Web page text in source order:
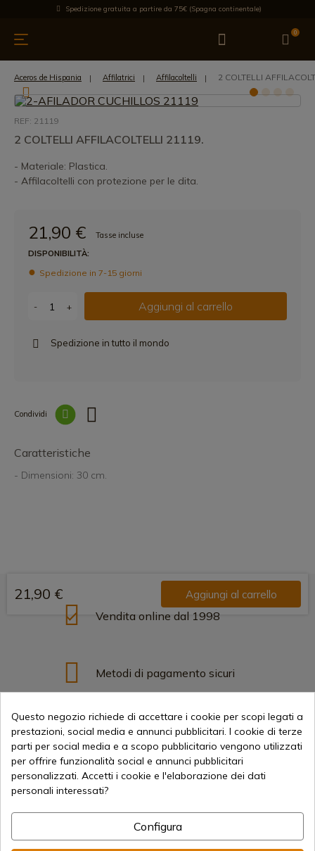
Spedizione gratuita a partire da 75€ (Spagna continentale)
0
cucina Offre Ultime notizie Venduti Marche
Aceros de Hispania Affilatrici Affilacoltelli 2 COLTELLI
REF: 21119
2 COLTELLI AFFILACOLTELLI 21119.
- Materiale: Plastica.
- Affilacoltelli con protezione per le dita.
21,90 €
Tasse incluse
DISPONIBILITÀ:
Spedizione in 7-15 giorni
- + Aggiungi al carrello
Spedizione in tutto il mondo
Condividi
Caratteristiche
- Dimensioni: 30 cm.
21,90 € Aggiungi al carrello
Vendita online dal 1998
Metodi di pagamento sicuri
Spedizioni Internazionali
Questo negozio richiede di accettare i cookie per scopi legati a
prestazioni, social media e annunci pubblicitari. I cookie di terze
parti per social media e a scopo pubblicitario vengono utilizzati
per offrire funzionalità social e annunci pubblicitari
personalizzati. Accetti i cookie e l'elaborazione dei dati
personali interessati?
Configura